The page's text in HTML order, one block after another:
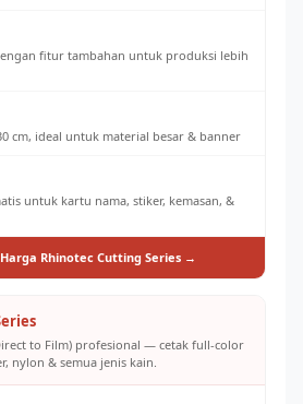
fitur tambahan untuk produksi lebih
cm, ideal untuk material besar & banner
untuk kartu nama, stiker, kemasan, &
Rhinotec Cutting Series →
to Film) profesional — cetak full-color
nylon & semua jenis kain.